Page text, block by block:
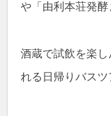
や「由利本荘発
酒蔵で試飲を楽
れる日帰りバス